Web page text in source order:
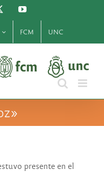
YouTube
FCM UNC
presente en el